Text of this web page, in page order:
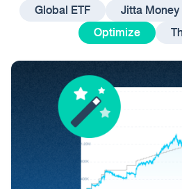
Global ETF
Jitta Money
Optimize